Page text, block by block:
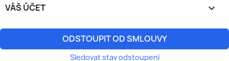
VÁŠ ÚČET 
ODSTOUPIT OD SMLOUVY
Sledovat stav odstoupení